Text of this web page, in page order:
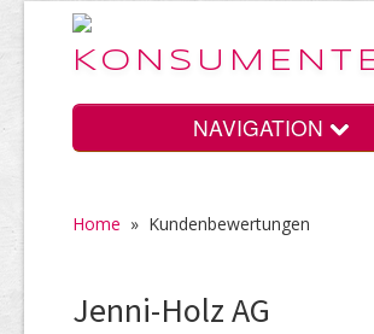
NAVIGATION
Home
Vorteile
Home » Kundenbewertungen
Jenni-Holz AG